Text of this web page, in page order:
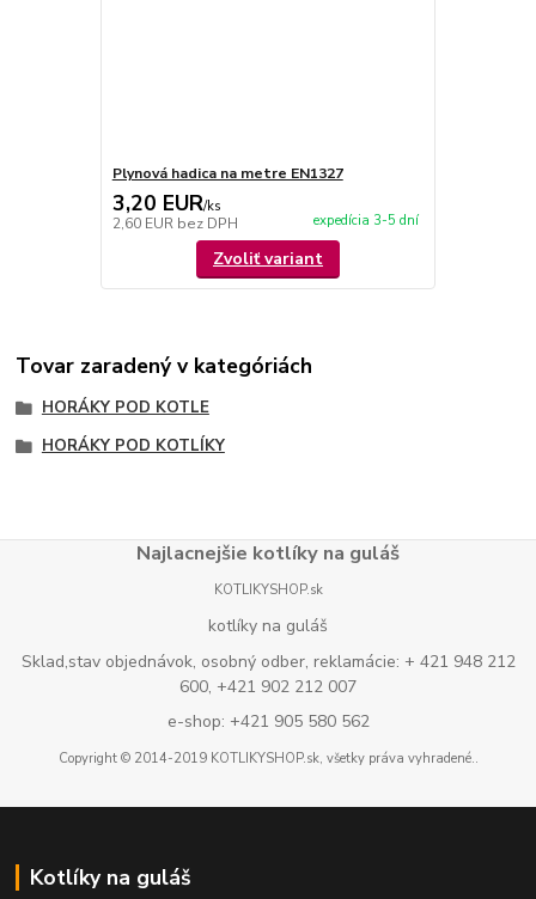
Plynová hadica na metre EN1327
3,20 EUR/ks
2,60 EUR bez DPH expedícia 3-5 dní
Zvoliť variant
Tovar zaradený v kategóriách
HORÁKY POD KOTLE
HORÁKY POD KOTLÍKY
Najlacnejšie kotlíky na guláš
KOTLIKYSHOP.sk
kotlíky na guláš
Sklad,stav objednávok, osobný odber, reklamácie: + 421 948 212
600, +421 902 212 007
e-shop: +421 905 580 562
Copyright © 2014-2019 KOTLIKYSHOP.sk, všetky práva vyhradené..
Kotlíky na guláš